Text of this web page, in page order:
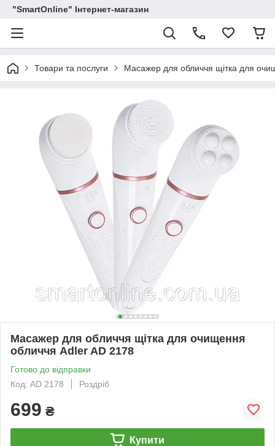
"SmartOnline" Інтернет-магазин
Товари та послуги Масажер для обличчя щітка для
Масажер для обличчя щітка для очищення
обличчя Adler AD 2178
Готово до відправки
Код: AD 2178
Роздріб
699 ₴
Купити